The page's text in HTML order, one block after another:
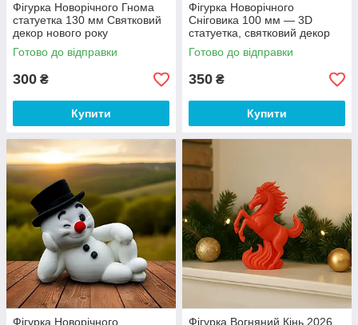
Фігурка Новорічного Гнома
статуетка 130 мм Святковий
декор нового року
Готово до відправки
300 ₴
Купити
Фігурка Новорічного
Сніговика 100 мм — 3D
статуетка, святковий декор
до Нового року
Готово до відправки
350 ₴
Купити
Фігурка Новорічного
Фігурка Вогняний Кінь 2026